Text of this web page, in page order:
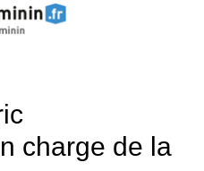
charge de la